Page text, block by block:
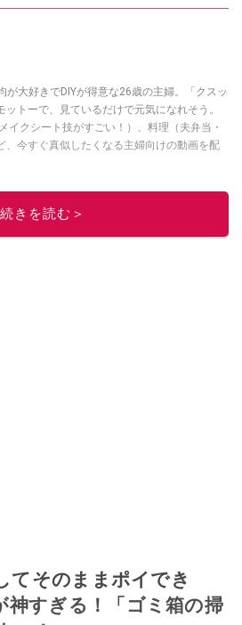
が大好きでDIYが得意な26歳の主婦。「クスッ
トーで、見ているだけで元気になれそう。
イクシート技がすごい！）、料理（夫弁当・
、今すぐ真似したくなる主婦向けの動画を配
このイチオシストの他の記事を読む
続きを読む＞
てそのままポイでき
神すぎる！「ゴミ箱の掃